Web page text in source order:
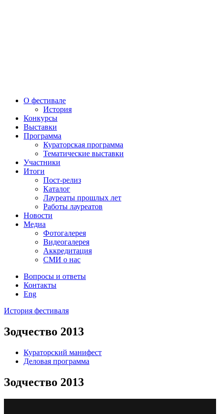
О фестивале
История
Конкурсы
Выставки
Программа
Кураторская программа
Тематические выставки
Участники
Итоги
Пост-релиз
Каталог
Лауреаты прошлых лет
Работы лауреатов
Новости
Медиа
Фотогалерея
Видеогалерея
Аккредитация
СМИ о нас
Вопросы и ответы
Контакты
Eng
История фестиваля
Зодчество 2013
Кураторский манифест
Деловая программа
Зодчество 2013